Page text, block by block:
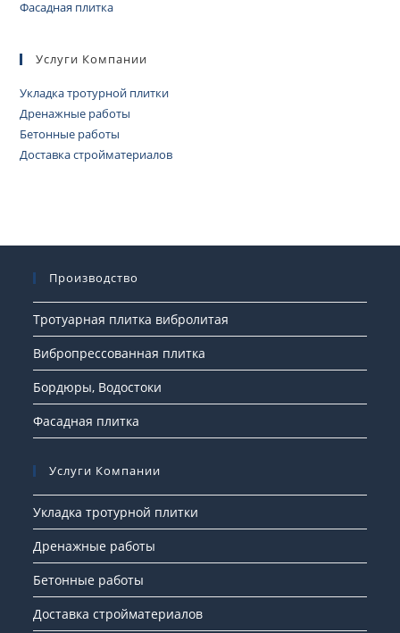
Фасадная плитка
Услуги Компании
Укладка тротурной плитки
Дренажные работы
Бетонные работы
Доставка стройматериалов
Производство
Тротуарная плитка вибролитая
Вибропрессованная плитка
Бордюры, Водостоки
Фасадная плитка
Услуги Компании
Укладка тротурной плитки
Дренажные работы
Бетонные работы
Доставка стройматериалов